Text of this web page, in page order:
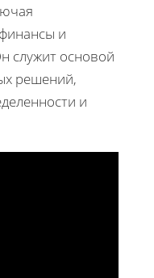
и
служит основой
решений,
и